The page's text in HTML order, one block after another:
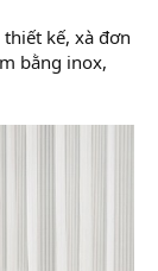
kế, xà đơn
bằng inox,